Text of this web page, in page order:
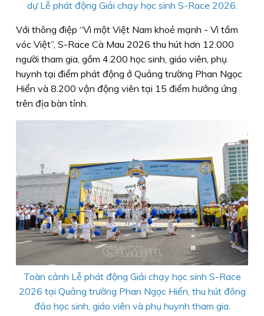
dự Lễ phát động Giải chạy học sinh S-Race 2026.
Với thông điệp “Vì một Việt Nam khoẻ mạnh - Vì tầm
vóc Việt”, S-Race Cà Mau 2026 thu hút hơn 12.000
người tham gia, gồm 4.200 học sinh, giáo viên, phụ
huynh tại điểm phát động ở Quảng trường Phan Ngọc
Hiển và 8.200 vận động viên tại 15 điểm hưởng ứng
trên địa bàn tỉnh.
Toàn cảnh Lễ phát động Giải chạy học sinh S-Race
2026 tại Quảng trường Phan Ngọc Hiển, thu hút đông
đảo học sinh, giáo viên và phụ huynh tham gia.